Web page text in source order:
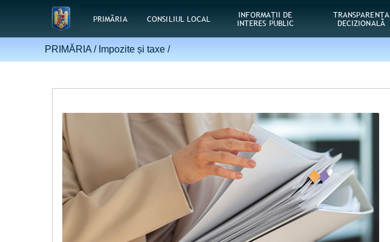
PRIMĂRIA CONSILIUL LOCAL INFORMAŢII DE
INTERES PUBLIC
TRANSPARENȚA
DECIZIONALĂ
PRIMĂRIA / Impozite și taxe /